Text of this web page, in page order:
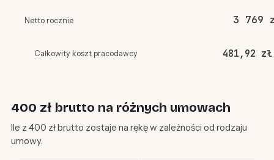
Netto rocznie 3 769
Całkowity koszt pracodawcy 481,92 zł
400 zł brutto na różnych umowach
Ile z 400 zł brutto zostaje na rękę w zależności od rodzaju
umowy.